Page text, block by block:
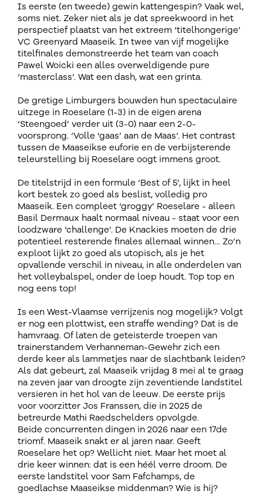
Is eerste (en tweede) gewin kattengespin? Vaak wel,
soms niet. Zeker niet als je dat spreekwoord in het
perspectief plaatst van het extreem ‘titelhongerige’
VC Greenyard Maaseik. In twee van vijf mogelijke
titelfinales demonstreerde het team van coach
Pawel Woicki een alles overweldigende pure
‘masterclass’. Wat een dash, wat een grinta.
De gretige Limburgers bouwden hun spectaculaire
uitzege in Roeselare (1-3) in de eigen arena
‘Steengoed’ verder uit (3-0) naar een 2-0-
voorsprong. ‘Volle ‘gaas’ aan de Maas’. Het contrast
tussen de Maaseikse euforie en de verbijsterende
teleurstelling bij Roeselare oogt immens groot.
De titelstrijd in een formule ‘Best of 5’, lijkt in heel
kort bestek zo goed als beslist, volledig pro
Maaseik. Een compleet ‘groggy’ Roeselare - alleen
Basil Dermaux haalt normaal niveau - staat voor een
loodzware ‘challenge’. De Knackies moeten de drie
potentieel resterende finales allemaal winnen… Zo’n
exploot lijkt zo goed als utopisch, als je het
opvallende verschil in niveau, in alle onderdelen van
het volleybalspel, onder de loep houdt. Top top en
nog eens top!
Is een West-Vlaamse verrijzenis nog mogelijk? Volgt
er nog een plottwist, een straffe wending? Dat is de
hamvraag. Of laten de geteisterde troepen van
trainerstandem Verhanneman-Gewehr zich een
derde keer als lammetjes naar de slachtbank leiden?
Als dat gebeurt, zal Maaseik vrijdag 8 mei al te graag
na zeven jaar van droogte zijn zeventiende landstitel
versieren in het hol van de leeuw. De eerste prijs
voor voorzitter Jos Franssen, die in 2025 de
betreurde Mathi Raedschelders opvolgde.
Beide concurrenten dingen in 2026 naar een 17de
triomf. Maaseik snakt er al jaren naar. Geeft
Roeselare het op? Wellicht niet. Maar het moet al
drie keer winnen: dat is een héél verre droom. De
eerste landstitel voor Sam Fafchamps, de
goedlachse Maaseikse middenman? Wie is hij?